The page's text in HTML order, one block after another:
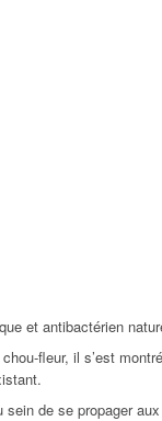
et antibactérien
fleur, il s’est
sein de se propager